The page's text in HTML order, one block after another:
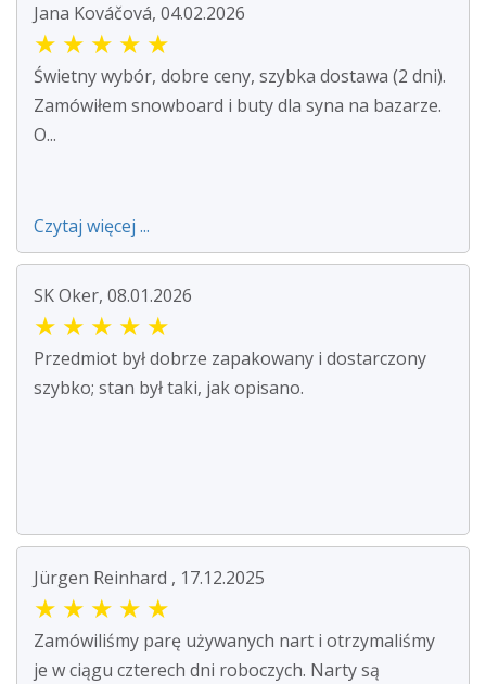
Jana Kováčová, 04.02.2026
★ ★ ★ ★ ★
Świetny wybór, dobre ceny, szybka dostawa (2 dni).
Zamówiłem snowboard i buty dla syna na bazarze.
O...
Czytaj więcej ...
SK Oker, 08.01.2026
★ ★ ★ ★ ★
Przedmiot był dobrze zapakowany i dostarczony
szybko; stan był taki, jak opisano.
Jürgen Reinhard , 17.12.2025
★ ★ ★ ★ ★
Zamówiliśmy parę używanych nart i otrzymaliśmy
je w ciągu czterech dni roboczych. Narty są